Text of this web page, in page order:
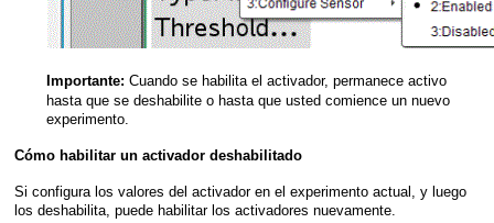
Importante: Cuando se habilita el activador, permanece activo
hasta que se deshabilite o hasta que usted comience un nuevo
experimento.
Cómo habilitar un activador deshabilitado
Si configura los valores del activador en el experimento actual, y luego
los deshabilita, puede habilitar los activadores nuevamente.